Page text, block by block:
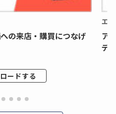
の来店・購買につなげ
ードする
エ
ア
デ